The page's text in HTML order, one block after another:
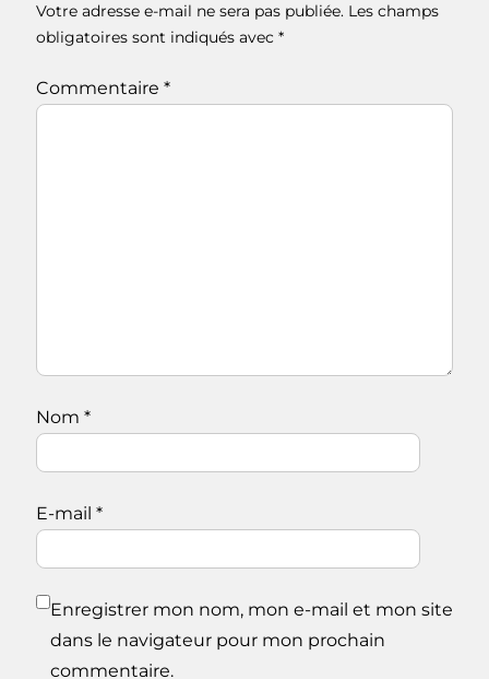
Votre adresse e-mail ne sera pas publiée. Les champs
obligatoires sont indiqués avec *
Commentaire *
Nom *
E-mail *
Enregistrer mon nom, mon e-mail et mon site
dans le navigateur pour mon prochain
commentaire.